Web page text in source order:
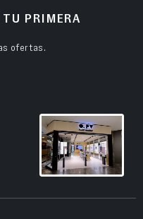
PRIMERA
ofertas.